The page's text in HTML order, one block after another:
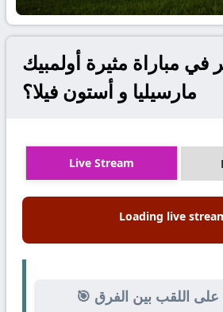
مباراة مثيرة أولمبيك
مارسيليا و أستون فيلا؟
Live Stream
Loading live
🎯 تُشعل المنافسة على اللقب بين الفرق